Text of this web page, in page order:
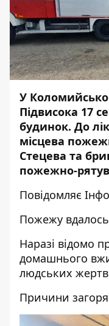
У
Підвисока 17
будинок. До
місцева
Стецева та
пожежно-
Повідомляє
Пожежу вдалось
Наразі відомо
домашнього
людських
Причини